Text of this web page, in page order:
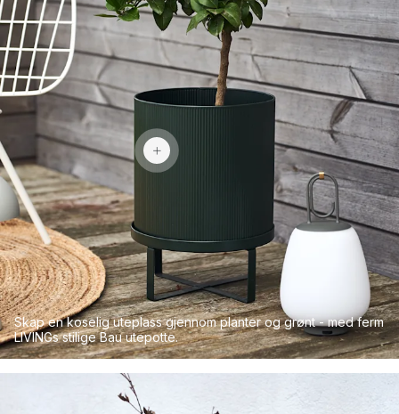
Skap en koselig uteplass gjennom planter og grønt - med ferm
LIVINGs stilige Bau utepotte.